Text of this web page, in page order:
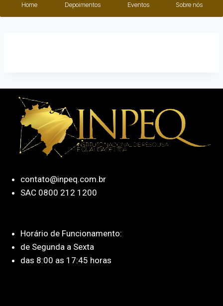
Home Depoimentos Eventos Sobre nós
contato@inpeq.com.br
SAC 0800 212 1200
Horário de Funcionamento:
de Segunda a Sexta
das 8:00 as 17:45 horas